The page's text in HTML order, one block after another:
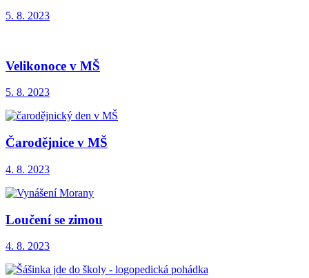
5. 8. 2023
Velikonoce v MŠ
5. 8. 2023
Čarodějnice v MŠ
4. 8. 2023
Loučení se zimou
4. 8. 2023